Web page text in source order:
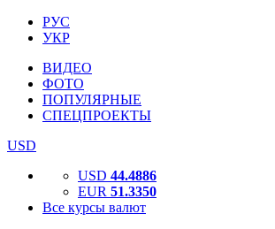
РУС
УКР
ВИДЕО
ФОТО
ПОПУЛЯРНЫЕ
СПЕЦПРОЕКТЫ
USD
USD 44.4886
EUR 51.3350
Все курсы валют